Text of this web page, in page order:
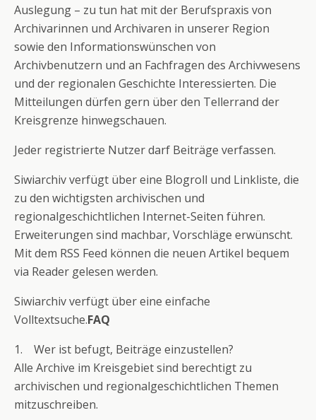
Auslegung – zu tun hat mit der Berufspraxis von
Archivarinnen und Archivaren in unserer Region
sowie den Informationswünschen von
Archivbenutzern und an Fachfragen des Archivwesens
und der regionalen Geschichte Interessierten. Die
Mitteilungen dürfen gern über den Tellerrand der
Kreisgrenze hinwegschauen.
Jeder registrierte Nutzer darf Beiträge verfassen.
Siwiarchiv verfügt über eine Blogroll und Linkliste, die
zu den wichtigsten archivischen und
regionalgeschichtlichen Internet-Seiten führen.
Erweiterungen sind machbar, Vorschläge erwünscht.
Mit dem RSS Feed können die neuen Artikel bequem
via Reader gelesen werden.
Siwiarchiv verfügt über eine einfache
Volltextsuche.FAQ
1. Wer ist befugt, Beiträge einzustellen?
Alle Archive im Kreisgebiet sind berechtigt zu
archivischen und regionalgeschichtlichen Themen
mitzuschreiben.